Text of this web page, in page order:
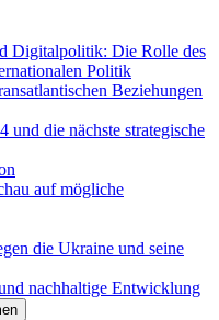
Digitalpolitik: Die Rolle des
Politik
Beziehungen
und die nächste strategische
auf mögliche
die Ukraine und seine
nachhaltige Entwicklung